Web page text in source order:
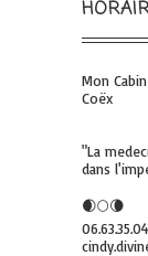
Mon
Coëx
"La
dans
🌒🌕🌘